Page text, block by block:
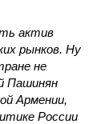
актив
рынков. Ну
не
Пашинян
Армении,
России